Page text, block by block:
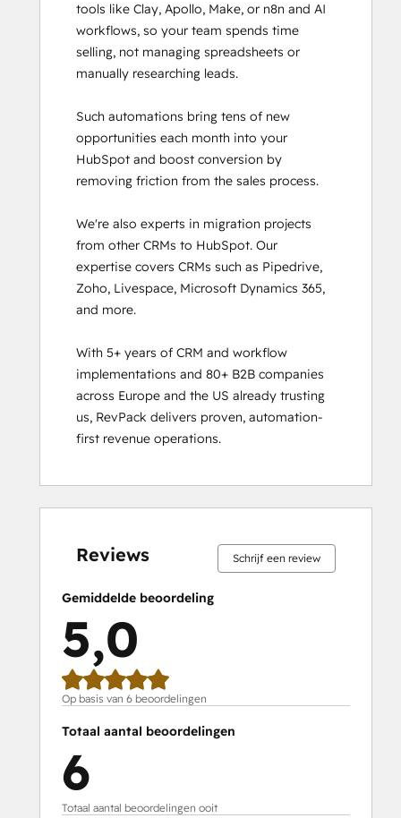
tools like Clay, Apollo, Make, or n8n and AI
workflows, so your team spends time
selling, not managing spreadsheets or
manually researching leads.
Such automations bring tens of new
opportunities each month into your
HubSpot and boost conversion by
removing friction from the sales process.
We're also experts in migration projects
from other CRMs to HubSpot. Our
expertise covers CRMs such as Pipedrive,
Zoho, Livespace, Microsoft Dynamics 365,
and more.
With 5+ years of CRM and workflow
implementations and 80+ B2B companies
across Europe and the US already trusting
us, RevPack delivers proven, automation-
first revenue operations.
Reviews Schrijf een review
Gemiddelde beoordeling
5,0
Op basis van 6 beoordelingen
Totaal aantal beoordelingen
6
Totaal aantal beoordelingen ooit